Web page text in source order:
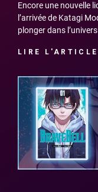
Encore une nouvelle
l’arrivée de Katagi
plonger dans
LIRE L'ARTICLE